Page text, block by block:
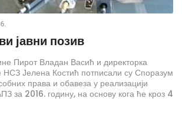
јавни позив
Пирот Владан Васић и директорка
НСЗ Јелена Костић потписали су Споразум
права и обавеза у реализацији
за 2016. годину, на основу кога ће кроз 4
око 100 лица са евиденције НСЗ.
у свечаној сали СО Пирот, 5. фебруара.